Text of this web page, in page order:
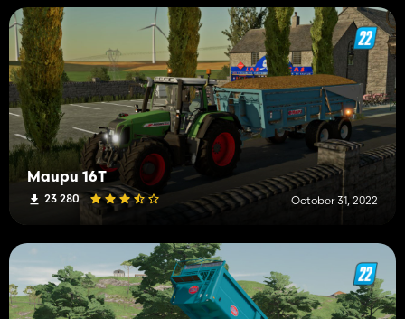
Maupu 16T
23 280 October 31, 2022